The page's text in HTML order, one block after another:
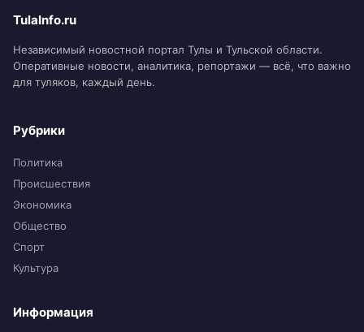
TulaInfo.ru
Независимый новостной портал Тулы и Тульской области.
Оперативные новости, аналитика, репортажи — всё, что важно
для туляков, каждый день.
Рубрики
Политика
Происшествия
Экономика
Общество
Спорт
Культура
Информация